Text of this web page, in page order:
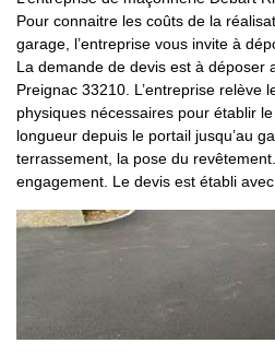
Pour connaitre les coûts de la
garage, l’entreprise vous invite à
La demande de devis est à déposer
Preignac 33210. L’entreprise relève
physiques nécessaires pour établir le
longueur depuis le portail jusqu’au
terrassement, la pose du
engagement. Le devis est établi